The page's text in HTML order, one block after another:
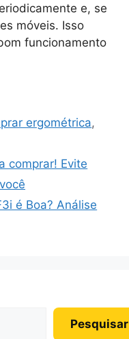
e, se
móveis. Isso
funcionamento
ergométrica,
comprar! Evite
é Boa? Análise
Pesquisar